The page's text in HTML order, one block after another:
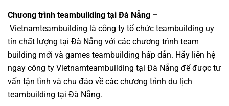
Chương trình teambuilding tại Đà Nẵng –
Vietnamteambuilding là công ty tổ chức teambuilding uy
tín chất lượng tại Đà Nẵng với các chương trình team
building mới và games teambuilding hấp dẫn. Hãy liên hệ
ngay công ty Vietnamteambuilding tại Đà Nẵng để được tư
vấn tận tình và chu đáo về các chương trình du lịch
teambuilding tại Đà Nẵng.